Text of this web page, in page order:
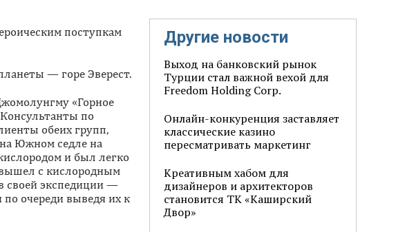
Другие новости
Выход на банковский рынок
Турции стал важной вехой для
Freedom Holding Corp.
Онлайн-конкуренция заставляет
классические казино
пересматривать маркетинг
Креативным хабом для
дизайнеров и архитекторов
становится ТК «Каширский
Двор»
поступкам
— горе Эверест.
«Горное
по
обеих групп,
на Южном седле на
и был легко
вышел с кислородным
своей экспедиции —
очереди выведя их к